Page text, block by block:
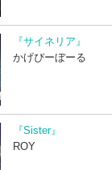
『サイネリア』
かげぴーぼーる
『Sister』
ROY